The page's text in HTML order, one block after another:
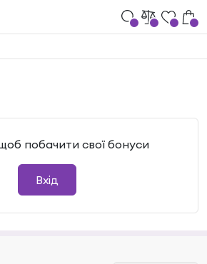
щоб побачити свої бонуси
Вхід